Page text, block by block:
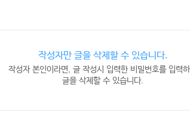
작성자만 글을 삭제할 수 있습니다.
작성자 본인이라면, 글 작성시 입력한 비밀번호를 입력
글을 삭제할 수 있습니다.